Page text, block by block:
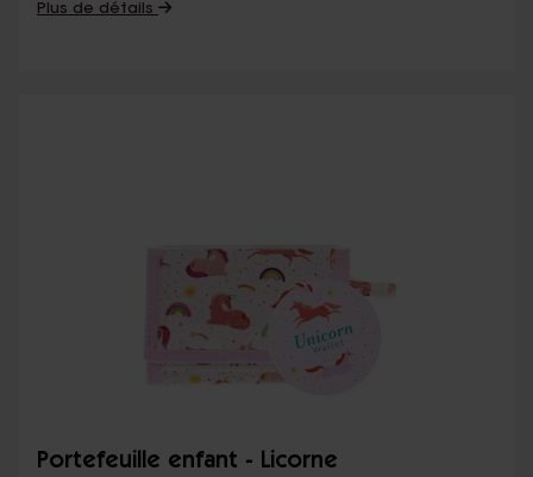
Plus de détails
Portefeuille enfant - Licorne